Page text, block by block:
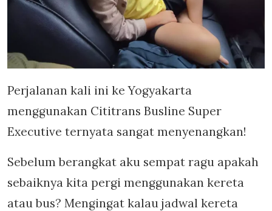
Perjalanan kali ini ke Yogyakarta
menggunakan Cititrans Busline Super
Executive ternyata sangat menyenangkan!
Sebelum berangkat aku sempat ragu apakah
sebaiknya kita pergi menggunakan kereta
atau bus? Mengingat kalau jadwal kereta